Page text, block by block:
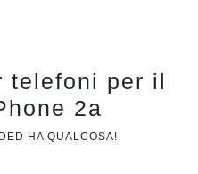
telefoni per il
2a
HA QUALCOSA!